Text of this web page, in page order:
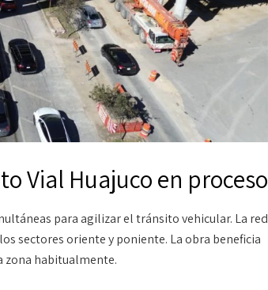
Vial Huajuco en proceso
para agilizar el tránsito vehicular. La red
sectores oriente y poniente. La obra beneficia
zona habitualmente.